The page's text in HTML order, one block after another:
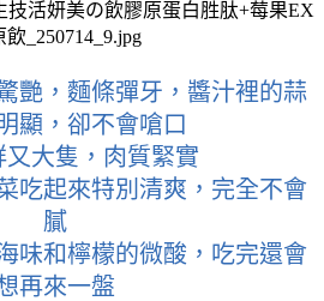
艷，麵條彈牙，醬汁裡的蒜
顯，卻不會嗆口
又大隻，肉質緊實
吃起來特別清爽，完全不會
膩
味和檸檬的微酸，吃完還會
再來一盤